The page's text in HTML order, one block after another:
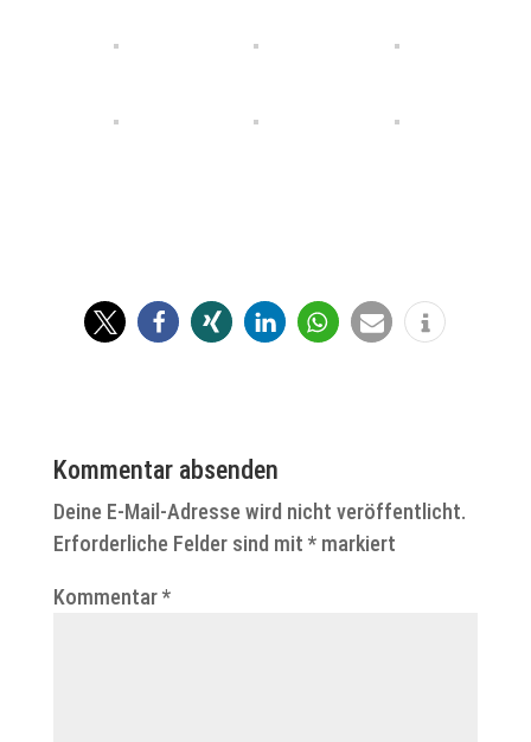
Kommentar absenden
Deine E-Mail-Adresse wird nicht veröffentlicht.
Erforderliche Felder sind mit *markiert
Kommentar*